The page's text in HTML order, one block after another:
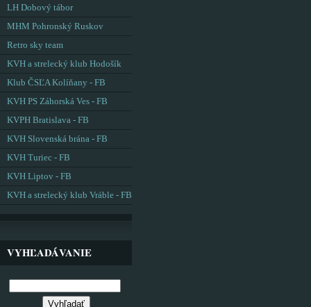
LH Dobový tábor
MHM Pohronský Ruskov
Retro sky team
KVH a strelecký klub Hodošík
Klub ČSĽA Kolíňany - FB
KVH PS Záhorská Ves - FB
KVPH Bratislava - FB
KVH Slovenská brána - FB
KVH Turiec - FB
KVH Liptov - FB
KVH a strelecký klub Vráble - FB
VYHĽADÁVANIE